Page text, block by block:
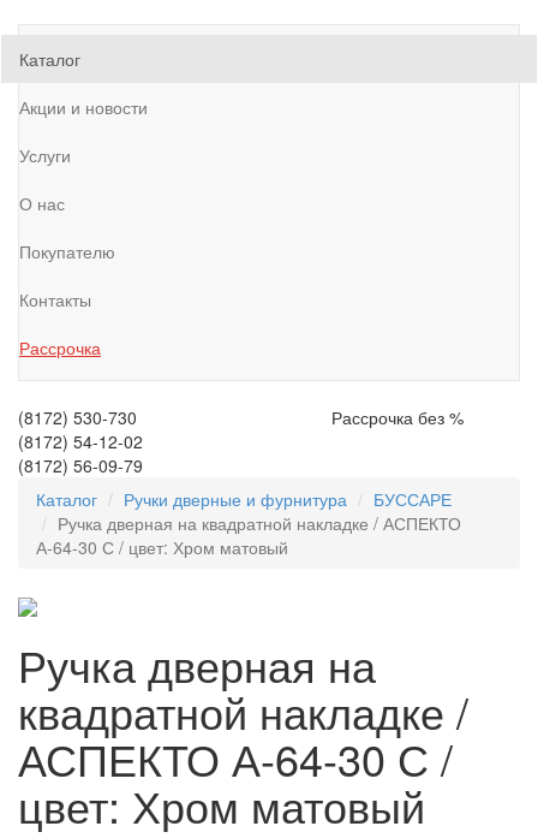
Каталог
Акции и новости
Услуги
О нас
Покупателю
Контакты
Рассрочка
(8172) 530-730
(8172) 54-12-02
(8172) 56-09-79
Рассрочка без %
Каталог Ручки дверные и фурнитура
БУССАРЕ
Ручка дверная на квадратной накладке / АСПЕКТО
А-64-30 С / цвет: Хром матовый
Ручка дверная на
квадратной накладке /
АСПЕКТО А-64-30 С /
цвет: Хром матовый